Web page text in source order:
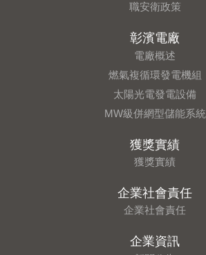
職安衛政策
彰濱電廠
電廠概述
燃氣複循環發電機組
太陽光電發電設備
MW級併網型儲能系統
獲獎實績
獲獎實績
企業社會責任
企業社會責任
企業資訊